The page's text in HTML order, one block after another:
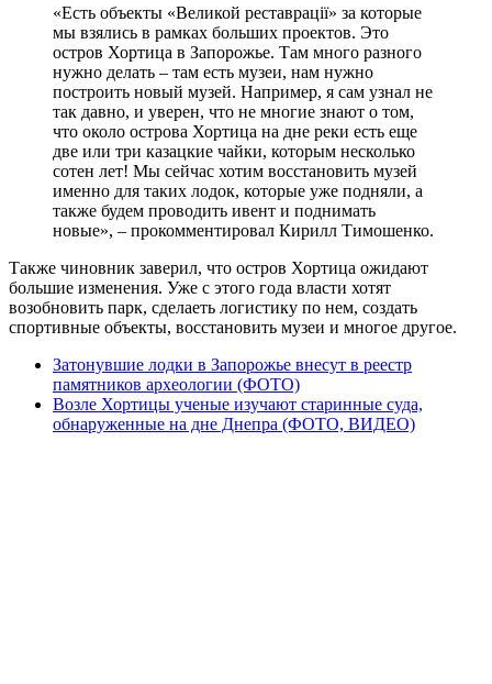
«Есть объекты «Великой реставрації» за которые
мы взялись в рамках больших проектов. Это
остров Хортица в Запорожье. Там много разного
нужно делать – там есть музеи, нам нужно
построить новый музей. Например, я сам узнал не
так давно, и уверен, что не многие знают о том,
что около острова Хортица на дне реки есть еще
две или три казацкие чайки, которым несколько
сотен лет! Мы сейчас хотим восстановить музей
именно для таких лодок, которые уже подняли, а
также будем проводить ивент и поднимать
новые», – прокомментировал Кирилл Тимошенко.
Также чиновник заверил, что остров Хортица ожидают
большие изменения. Уже с этого года власти хотят
возобновить парк, сделаеть логистику по нем, создать
спортивные объекты, восстановить музеи и многое другое.
Затонувшие лодки в Запорожье внесут в реестр
памятников археологии (ФОТО)
Возле Хортицы ученые изучают старинные суда,
обнаруженные на дне Днепра (ФОТО, ВИДЕО)